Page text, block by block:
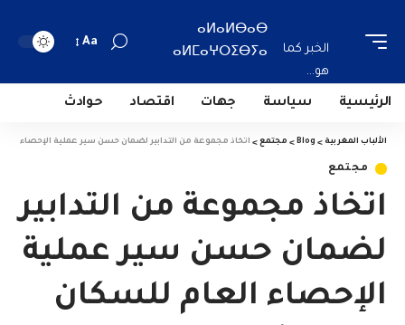
الخبر كما
هو...
ⴰⵍⴰⵍⴱⴰⴱ
ⴰⵍⵎⴰⵖⵔⵉⴱⵢⴰ
Aa
الرئيسية سياسة جهات اقتصاد حوادث
الألباب المغربية >
Blog
> مجتمع > اتخاذ مجموعة من التدابير لضمان حسن سير عملية الإحصاء العام
مجتمع
اتخاذ مجموعة من التدابير
لضمان حسن سير عملية
الإحصاء العام للسكان